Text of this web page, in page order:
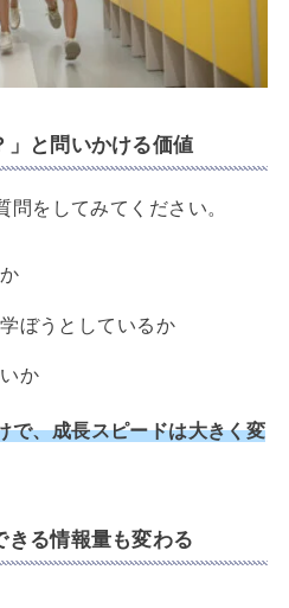
」と問いかける価値
問をしてみてください。
ぼうとしているか
か
で、成長スピードは大きく変
きる情報量も変わる